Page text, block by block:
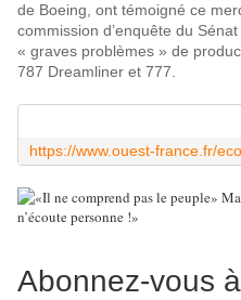
de Boeing, ont témoigné ce
commission d’enquête du
« graves problèmes » de
787 Dreamliner et 777.
Abonnez-vous